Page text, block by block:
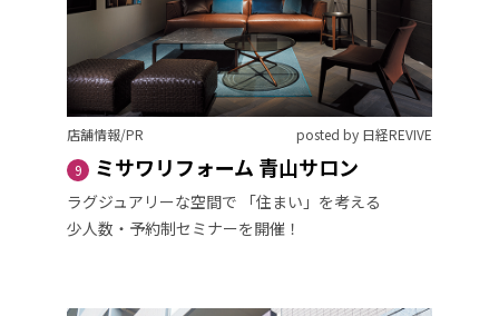
店舗情報/PR
posted by 日経REVIVE
9
ミサワリフォーム 青山サロン
ラグジュアリーな空間で 「住まい」を考える
少人数・予約制セミナーを開催！